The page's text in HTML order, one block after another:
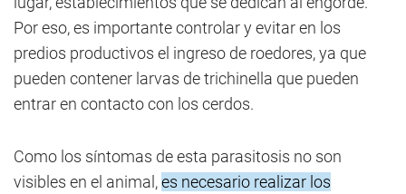
Por eso, es importante controlar y evitar en los
predios productivos el ingreso de roedores, ya que
pueden contener larvas de trichinella que pueden
entrar en contacto con los cerdos.
Como los síntomas de esta parasitosis no son
visibles en el animal,es necesario realizar los